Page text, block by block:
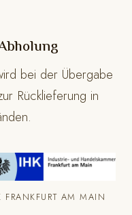
bei der Übergabe
Rücklieferung in
FRANKFURT AM MAIN